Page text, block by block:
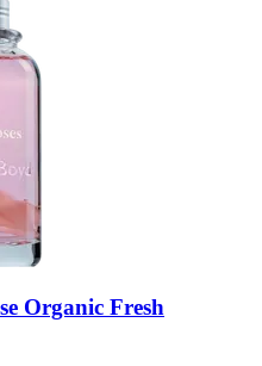
Organic Fresh